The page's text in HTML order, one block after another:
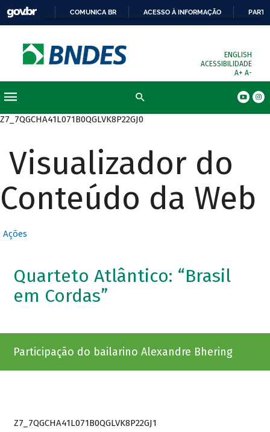
COMUNICA BR ACESSO À INFORMAÇÃO
ENGLISH
ACESSIBILIDADE
A+ A-
Z7_7QGCHA41L071B0QGLVK8P22GJ0
Visualizador do
Conteúdo da Web
Ações
Quarteto Atlântico: “Brasil
em Cordas”
Participação do bailarino Alexandre Bhering
Z7_7QGCHA41L071B0QGLVK8P22GJ1